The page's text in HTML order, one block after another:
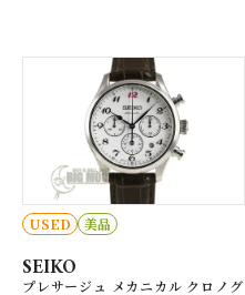
USED 美品
SEIKO
プレサージュ メカニカル クロノグ